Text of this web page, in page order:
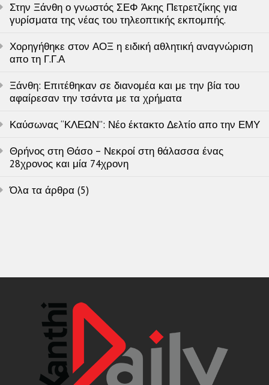
Στην Ξάνθη ο γνωστός ΣΕΦ Άκης Πετρετζίκης για
γυρίσματα της νέας του τηλεοπτικής εκπομπής.
Χορηγήθηκε στον ΑΟΞ η ειδική αθλητική αναγνώριση
απο τη Γ.Γ.Α
Ξάνθη: Επιτέθηκαν σε διανομέα και με την βία του
αφαίρεσαν την τσάντα με τα χρήματα
Καύσωνας “ΚΛΕΩΝ”: Νέο έκτακτο Δελτίο απο την ΕΜΥ
Θρήνος στη Θάσο – Νεκροί στη θάλασσα ένας
28χρονος και μία 74χρονη
Όλα τα άρθρα (5)